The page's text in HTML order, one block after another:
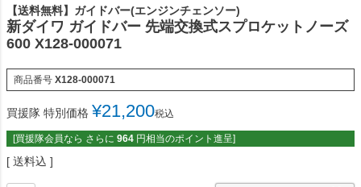
【送料無料】ガイドバー(エンジンチェンソー)
新ダイワ ガイドバー 先端交換式スプロケットノーズ
600 X128-000071
商品番号 X128-000071
買援隊 特別価格 ¥21,200税込
[買援隊会員なら さらに 964 円相当のポイント進呈]
送料込